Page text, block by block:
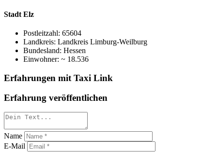
Stadt Elz
Postleitzahl: 65604
Landkreis: Landkreis Limburg-Weilburg
Bundesland: Hessen
Einwohner: ~ 18.536
Erfahrungen mit Taxi Link
Erfahrung veröffentlichen
Name
E-Mail